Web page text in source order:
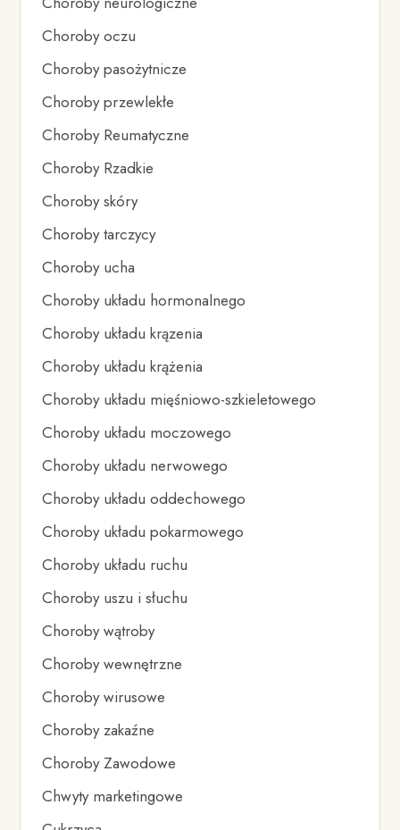
Choroby oczu
Choroby pasożytnicze
Choroby przewlekłe
Choroby Reumatyczne
Choroby Rzadkie
Choroby skóry
Choroby tarczycy
Choroby ucha
Choroby układu hormonalnego
Choroby układu krązenia
Choroby układu krążenia
Choroby układu mięśniowo-szkieletowego
Choroby układu moczowego
Choroby układu nerwowego
Choroby układu oddechowego
Choroby układu pokarmowego
Choroby układu ruchu
Choroby uszu i słuchu
Choroby wątroby
Choroby wewnętrzne
Choroby wirusowe
Choroby zakaźne
Choroby Zawodowe
Chwyty marketingowe